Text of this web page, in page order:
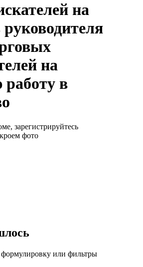
на
на
в
зарегистрируйтесь
фото
или фильтры